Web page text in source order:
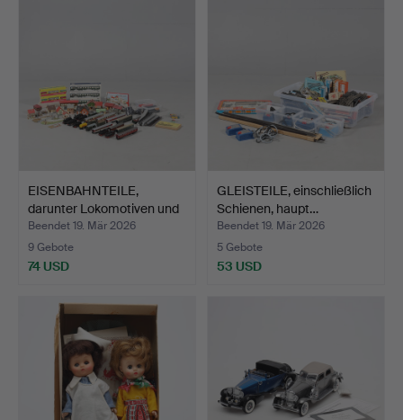
EISENBAHNTEILE,
darunter Lokomotiven und
W…
Beendet 19. Mär 2026
9 Gebote
74 USD
GLEISTEILE, einschließlich
Schienen, haupt…
Beendet 19. Mär 2026
5 Gebote
53 USD